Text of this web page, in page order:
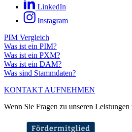
LinkedIn
Instagram
PIM Vergleich
Was ist ein PIM?
Was ist ein PXM?
Was ist ein DAM?
Was sind Stammdaten?
KONTAKT AUFNEHMEN
Wenn Sie Fragen zu unseren